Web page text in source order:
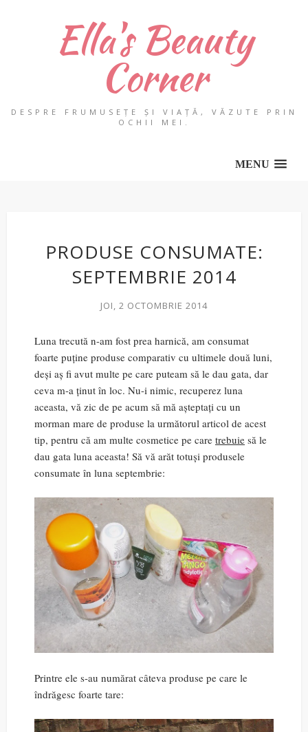
Ella's Beauty
Corner
DESPRE FRUMUSEȚE ȘI VIAȚĂ, VĂZUTE PRIN
OCHII MEI.
MENU
PRODUSE CONSUMATE:
SEPTEMBRIE 2014
JOI, 2 OCTOMBRIE 2014
Luna trecută n-am fost prea harnică, am consumat
foarte puține produse comparativ cu ultimele două luni,
deși aș fi avut multe pe care puteam să le dau gata, dar
ceva m-a ținut în loc. Nu-i nimic, recuperez luna
aceasta, vă zic de pe acum să mă așteptați cu un
morman mare de produse la următorul articol de acest
tip, pentru că am multe cosmetice pe care trebuie să le
dau gata luna aceasta! Să vă arăt totuși produsele
consumate în luna septembrie:
Printre ele s-au numărat câteva produse pe care le
îndrăgesc foarte tare: